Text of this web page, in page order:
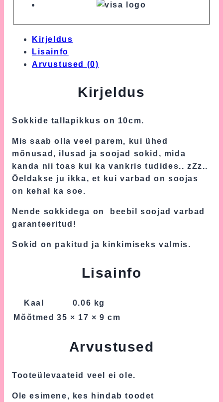
Kirjeldus
Lisainfo
Arvustused (0)
Kirjeldus
Sokkide tallapikkus on 10cm.
Mis saab olla veel parem, kui ühed
mõnusad, ilusad ja soojad sokid, mida
kanda nii toas kui ka vankris tudides.. zZz..
Öeldakse ju ikka, et kui varbad on soojas
on kehal ka soe.
Nende sokkidega on beebil soojad varbad
garanteeritud!
Sokid on pakitud ja kinkimiseks valmis.
Lisainfo
Kaal
0.06 kg
Mõõtmed 35 × 17 × 9 cm
Arvustused
Tooteülevaateid veel ei ole.
Ole esimene, kes hindab toodet